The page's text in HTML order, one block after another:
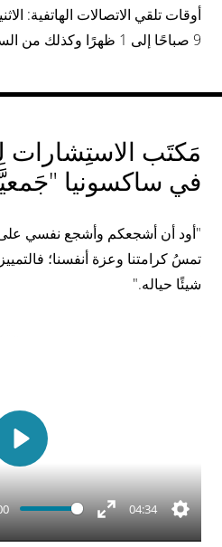
أوقات تلقي الاتصالات الهاتفية:
9 صباحًا إلى 1 ظهرًا وكذلك من الساعة 2 إلى 4 عصرًا
مَكتَب الاستِشارات
في ساكسونيا
"أود أن أشجعكم وأشجع نفسي على
تمسُ كرامتنا وعزة أنفسنا؛
شیئًا حياله."
Enter
04:34
Play